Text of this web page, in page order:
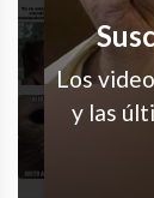
Los
y las